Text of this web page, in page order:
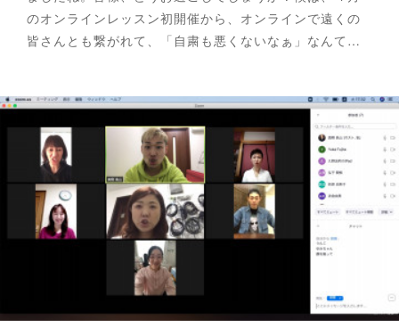
のオンラインレッスン初開催から、オンラインで遠くの
皆さんとも繋がれて、「自粛も悪くないなぁ」なんて…